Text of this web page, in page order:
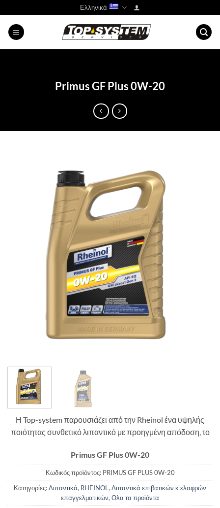
στο
περιεχόμενο
Ελληνικά
Primus GF Plus 0W-20
Η Top-system παρουσιάζει από την Rheinol ένα υψηλής
ποιότητας συνθετικό λιπαντικό με προηγμένη απόδοση, το
Primus GF Plus 0W-20
Κωδικός προϊόντος: PRIMUS GF PLUS 0W-20
Κατηγορίες:Λιπαντικά, RHEINOL , Λιπαντικά επιβατικών κ ελαφρών
επαγγελματικών, Ολα τα προϊόντα